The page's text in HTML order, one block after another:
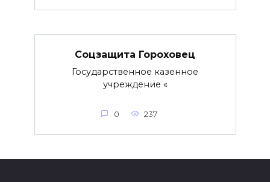
Соцзащита Гороховец
Государственное казенное
учреждение «
0 237